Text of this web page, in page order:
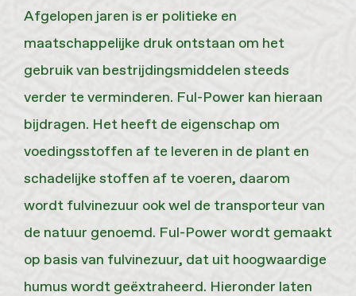
Afgelopen jaren is er politieke en
maatschappelijke druk ontstaan om het
gebruik van bestrijdingsmiddelen steeds
verder te verminderen. Ful-Power kan hieraan
bijdragen. Het heeft de eigenschap om
voedingsstoffen af te leveren in de plant en
schadelijke stoffen af te voeren, daarom
wordt fulvinezuur ook wel de transporteur van
de natuur genoemd. Ful-Power wordt gemaakt
op basis van fulvinezuur, dat uit hoogwaardige
humus wordt geëxtraheerd. Hieronder laten